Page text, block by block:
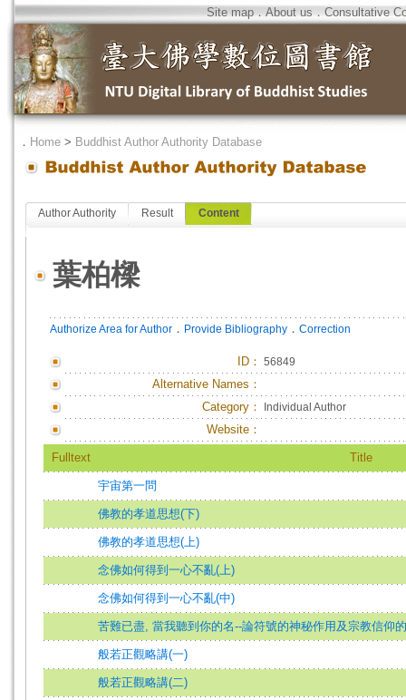
Site map．About us．Consultative
． Home > Buddhist Author Authority Database
Author Authority Result Content
葉柏樑
Authorize Area for Author ． Provide Bibliography ． Correction
ID ： 56849
Alternative Names：
Category：
Individual Author
Website：
Fulltext Title
宇宙第一問
佛教的孝道思想(下)
佛教的孝道思想(上)
念佛如何得到一心不亂(上)
念佛如何得到一心不亂(中)
苦難已盡, 當我聽到你的名--論符號的神秘作用及宗教信仰
般若正觀略講(一)
般若正觀略講(二)